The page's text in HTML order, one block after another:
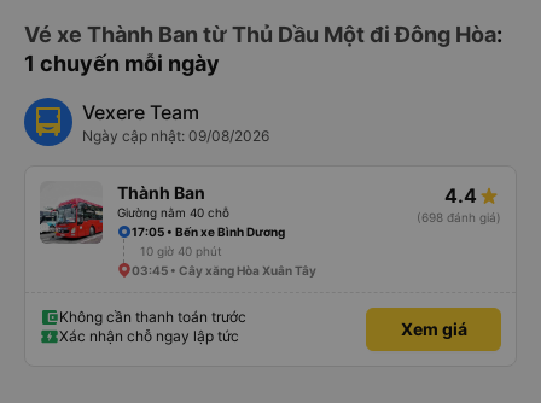
Vé xe Thành Ban từ Thủ Dầu Một đi Đông Hòa:
1 chuyến mỗi ngày
Vexere Team
Ngày cập nhật: 09/08/2026
Thành Ban
Giường nằm 40 chỗ
4.4
(698 đánh giá)
17:05 • Bến xe Bình Dương
10 giờ 40 phút
03:45 • Cây xăng Hòa Xuân Tây
Không cần thanh toán trước
Xác nhận chỗ ngay lập tức
Xem giá